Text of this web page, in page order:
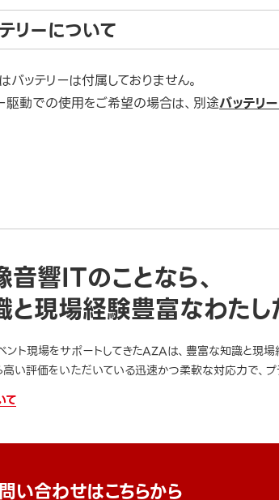
リーについて
バッテリーは付属しておりません。
駆動での使用をご希望の場合は、別途バッテリ
音響ITのことなら、
と現場経験豊富なわたし
ト現場をサポートしてきたAZAは、豊富な知識と現場
い評価をいただいている迅速かつ柔軟な対応力で、プ
て
い合わせはこちらから